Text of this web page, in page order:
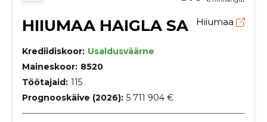
HIIUMAA HAIGLA SA Hiiumaa
Krediidiskoor: Usaldusväärne
Maineskoor: 8520
Töötajaid: 115
Prognooskäive (2026): 5 711 904 €